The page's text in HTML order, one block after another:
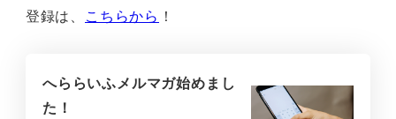
登録は、 こちらから ！
へららいふメルマガ始めまし
た！